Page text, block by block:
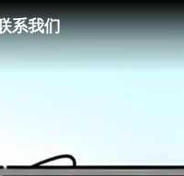
系我们